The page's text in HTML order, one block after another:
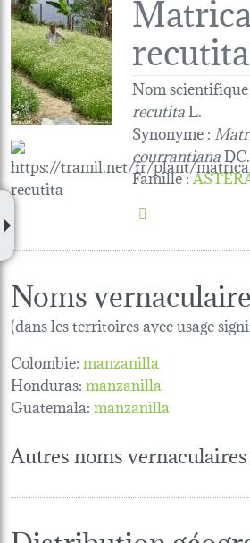
recutita
Nom
recutitaL.
Synonyme :
courrantianaDC.
Famille:
Noms
(dans les territoires avec usage
Colombie:manzanilla
Honduras:manzanilla
Guatemala:manzanilla
Autres noms vernaculaires